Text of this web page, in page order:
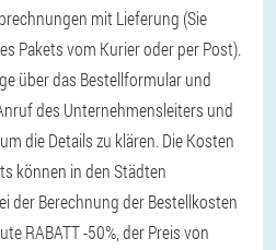
mit Lieferung (Sie
Pakets vom Kurier oder per Post).
über das Bestellformular und
des Unternehmensleiters und
die Details zu klären. Die Kosten
können in den Städten
der Berechnung der Bestellkosten
RABATT -50%, der Preis von